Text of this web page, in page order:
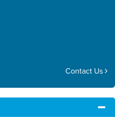
Contact Us